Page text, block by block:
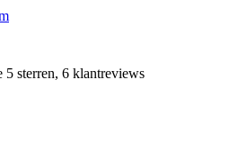
5 sterren, 6 klantreviews